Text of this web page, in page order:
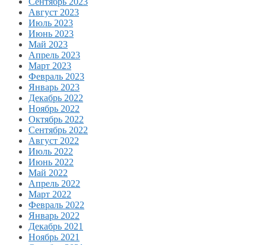
Август 2023
Июль 2023
Июнь 2023
Май 2023
Апрель 2023
Март 2023
Февраль 2023
Январь 2023
Декабрь 2022
Ноябрь 2022
Октябрь 2022
Сентябрь 2022
Август 2022
Июль 2022
Июнь 2022
Май 2022
Апрель 2022
Март 2022
Февраль 2022
Январь 2022
Декабрь 2021
Ноябрь 2021